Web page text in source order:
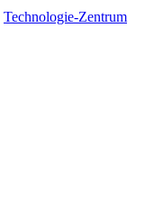
Technologie-Zentrum